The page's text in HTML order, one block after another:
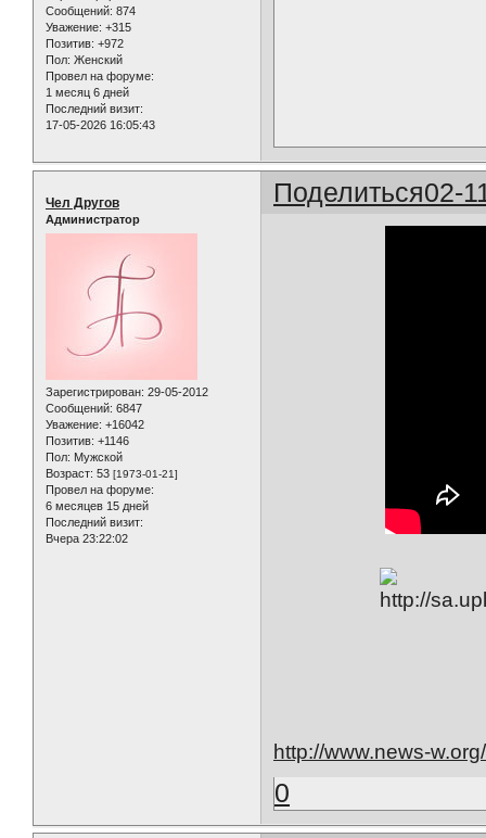
Сообщений: 874
Уважение: +315
Позитив: +972
Пол: Женский
Провел на форуме:
1 месяц 6 дней
Последний визит:
17-05-2026 16:05:43
Поделиться02-
Чел Другов
Администратор
Зарегистрирован: 29-05-2012
Сообщений: 6847
Уважение: +16042
Позитив: +1146
Пол: Мужской
Возраст: 53 [1973-01-21]
Провел на форуме:
6 месяцев 15 дней
Последний визит:
Вчера 23:22:02
http://www.news-
0